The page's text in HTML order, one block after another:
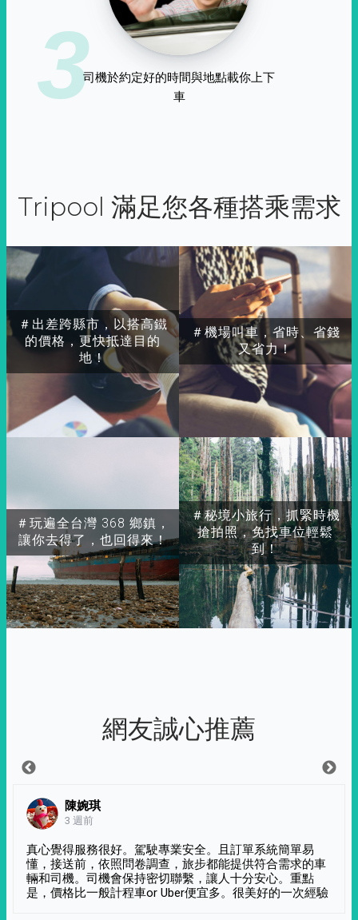
3司機於約定好的時間與地點載你上下
車
Tripool 滿足您各種搭乘需求
＃出差跨縣市，以搭高鐵
的價格，更快抵達目的
地！
＃玩遍全台灣 368 鄉鎮，
讓你去得了，也回得來！
＃秘境小旅行，抓緊時機
搶拍照，免找車位輕鬆
到！
＃機場叫車，省時、省錢
又省力！
網友誠心推薦
陳婉琪
3 週前
真心覺得服務很好。駕駛專業安全。且訂單系統簡單易
懂，接送前，依照問卷調查，旅步都能提供符合需求的車
輛和司機。司機會保持密切聯繫，讓人十分安心。重點
是，價格比一般計程車or Uber便宜多。很美好的一次經驗